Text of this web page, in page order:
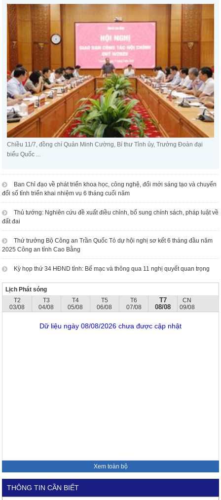
Chiều 11/7, đồng chí Quản Minh Cường, Bí thư Tỉnh ủy, Trưởng Đoàn đại
biểu Quốc ...
Ban Chỉ đạo về phát triển khoa học, công nghệ, đổi mới sáng tạo và chuyển
đổi số tỉnh triển khai nhiệm vụ 6 tháng cuối năm
Thủ tướng: Nghiên cứu đề xuất điều chỉnh, bổ sung chính sách, pháp luật về
đất đai
Thứ trưởng Bộ Công an Trần Quốc Tỏ dự hội nghị sơ kết 6 tháng đầu năm
2025 Công an tỉnh Cao Bằng
Kỳ họp thứ 34 HĐND tỉnh: Bế mạc và thông qua 11 nghị quyết quan trọng
Lịch Phát sóng
T2
03/08
T3
04/08
T4
05/08
T5
06/08
T6
07/08
T7
08/08
CN
09/08
Dữ liệu ngày 08/08/2026 chưa được cập nhật
Xem toàn bộ
THÔNG TIN CẦN BIẾT